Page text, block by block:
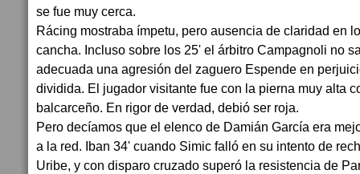
se fue muy cerca.
Rácing mostraba ímpetu, pero ausencia de claridad en
cancha. Incluso sobre los 25' el árbitro Campagnoli no
adecuada una agresión del zaguero Espende en
dividida. El jugador visitante fue con la pierna muy alta
balcarceño. En rigor de verdad, debió ser roja.
Pero decíamos que el elenco de Damián García era
a la red. Iban 34' cuando Simic falló en su intento de
Uribe, y con disparo cruzado superó la resistencia de